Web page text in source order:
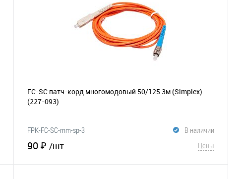
FC-SC патч-корд многомодовый 50/125 3м (Simplex)
(227-093)
В наличии
FPK-FC-SC-mm-sp-3
90 ₽/шт Цены